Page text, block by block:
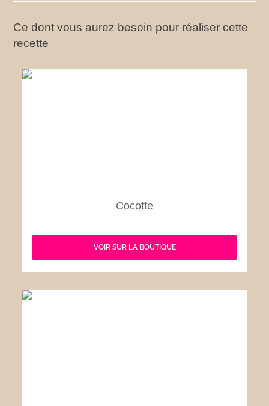
Ce dont vous aurez besoin pour réaliser cette
recette
Cocotte
VOIR SUR LA BOUTIQUE